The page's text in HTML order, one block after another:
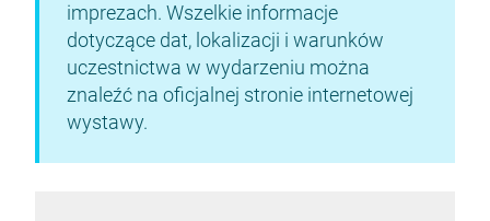
imprezach. Wszelkie informacje
dotyczące dat, lokalizacji i warunków
uczestnictwa w wydarzeniu można
znaleźć na oficjalnej stronie internetowej
wystawy.